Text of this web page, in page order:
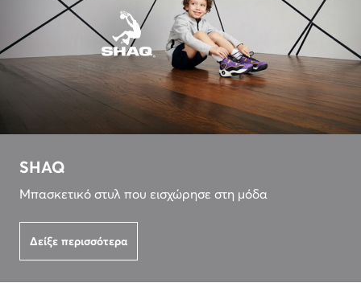
SHAQ
Μπασκετικό στυλ που εισχώρησε στη μόδα
Δείξε περισσότερα